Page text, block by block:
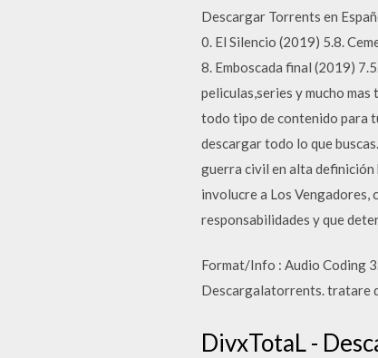
Descargar Torrents en
0. El Silencio (2019) 5.8.
8. Emboscada final (2019)
peliculas,series y mucho
todo tipo de contenido para
descargar todo lo que
guerra civil en alta
involucre a Los Vengadores,
responsabilidades y que
Format/Info : Audio Coding
Descargalatorrents. tratare
DivxTotaL -